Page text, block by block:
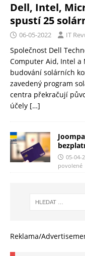
Dell, Intel,
spustí 25
06-05-2022 IT
Společnost Dell
Computer Aid, Intel a
budování solárních
zavedený program
centra překračují
účely […]
05-04-
povolené
Reklama/